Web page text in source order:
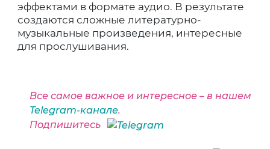
эффектами в формате аудио. В результате
создаются сложные литературно-
музыкальные произведения, интересные
для прослушивания.
Все самое важное и интересное – в нашем
Telegram-канале.
Подпишитесь